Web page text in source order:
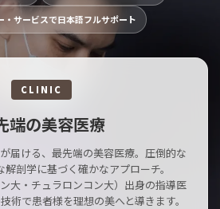
・サービスで日本語フルサポート
CLINIC
端の美容医療
届ける、最先端の美容医療。圧倒的な
剖学に基づく確かなアプローチ。
大・チュラロンコン大）出身の指導医
術で患者様を理想の美へと導きます。